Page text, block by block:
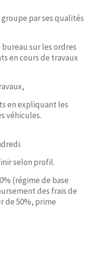
par ses qualités
sur les ordres
en cours de travaux
en expliquant les
véhicules.
selon profil.
(régime de base
des frais de
de 50%, prime